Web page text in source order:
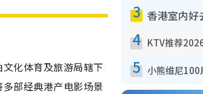
化体育及旅游局辖下
部经典港产电影场景
3
4
5